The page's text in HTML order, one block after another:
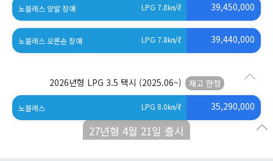
27년형 4월 21일 출시
노블레스 양발 장애 LPG 7.8㎞/ℓ 39,450,000
노블레스 오른손 장애 LPG 7.8㎞/ℓ 39,440,000
2026년형 LPG 3.5 택시 (2025.06~)
노블레스 LPG 8.0㎞/ℓ 35,290,000